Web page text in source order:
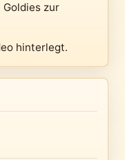
zur
hinterlegt.